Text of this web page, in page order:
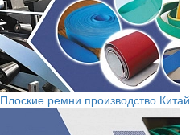
Плоские ремни производство Китай